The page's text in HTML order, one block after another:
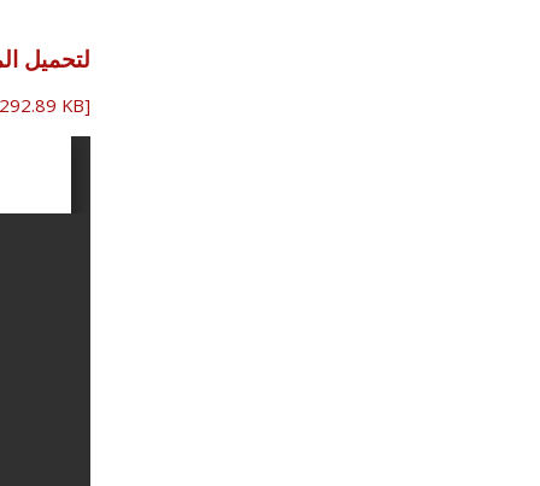
لتحميل
KB]